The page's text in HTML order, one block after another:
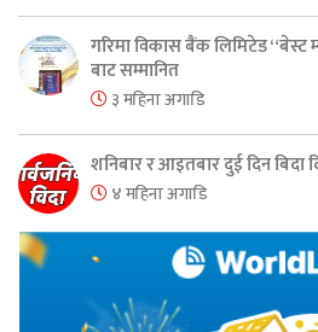
गरिमा विकास बैंक लिमिटेड
बाट सम्मानित
३ महिना अगाडि
शनिबार र आइतबार दुई दिन बिदा
४ महिना अगाडि